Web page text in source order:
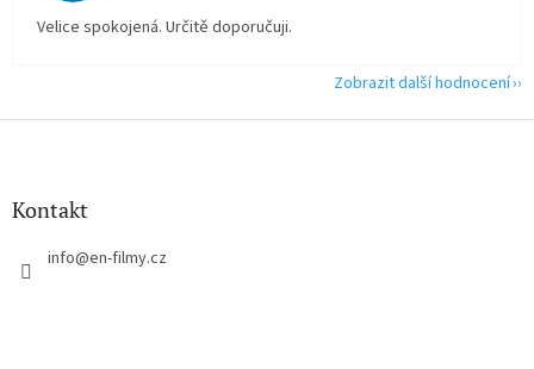
Velice spokojená. Určitě doporučuji.
Zobrazit další hodnocení
Z
Kontakt
info@en-filmy.cz